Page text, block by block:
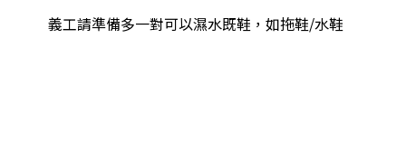
義工請準備多一對可以濕水既鞋，如拖鞋/水鞋